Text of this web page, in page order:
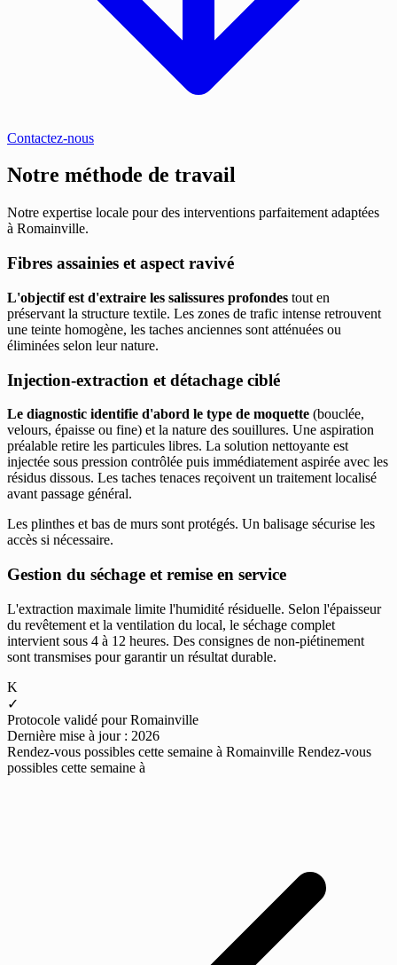
Contactez-nous
Notre méthode de travail
Notre expertise locale pour des interventions parfaitement adaptées
à Romainville.
Fibres assainies et aspect ravivé
L'objectif est d'extraire les salissures profondes tout en
préservant la structure textile. Les zones de trafic intense retrouvent
une teinte homogène, les taches anciennes sont atténuées ou
éliminées selon leur nature.
Injection-extraction et détachage ciblé
Le diagnostic identifie d'abord le type de moquette (bouclée,
velours, épaisse ou fine) et la nature des souillures. Une aspiration
préalable retire les particules libres. La solution nettoyante est
injectée sous pression contrôlée puis immédiatement aspirée avec les
résidus dissous. Les taches tenaces reçoivent un traitement localisé
avant passage général.
Les plinthes et bas de murs sont protégés. Un balisage sécurise les
accès si nécessaire.
Gestion du séchage et remise en service
L'extraction maximale limite l'humidité résiduelle. Selon l'épaisseur
du revêtement et la ventilation du local, le séchage complet
intervient sous 4 à 12 heures. Des consignes de non-piétinement
sont transmises pour garantir un résultat durable.
K
✓
Protocole validé pour Romainville
Dernière mise à jour : 2026
Rendez-vous possibles cette semaine à Romainville Rendez-vous
possibles cette semaine à